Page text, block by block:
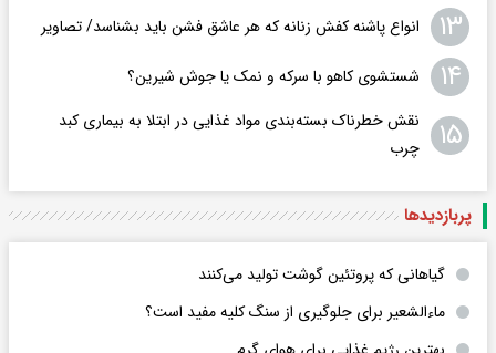
۱۳ انواع پاشنه کفش زنانه که هر عاشق فشن باید بشناسد/ تصاویر
۱۴ شستشوی کاهو با سرکه و نمک یا جوش شیرین؟
۱۵
نقش خطرناک بسته‌بندی مواد غذایی در ابتلا به بیماری کبد
چرب
پربازدید‌ها
گیاهانی که پروتئین گوشت تولید می‌کنند
ماءالشعیر برای جلوگیری از سنگ کلیه مفید است؟